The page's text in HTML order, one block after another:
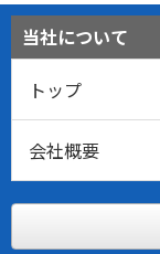
当社について
トップ
会社概要